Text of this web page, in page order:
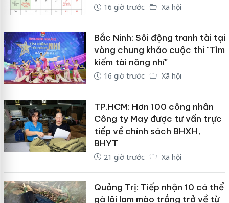
16 giờ trước Xã hội
Bắc Ninh: Sôi động tranh tài tại
vòng chung khảo cuộc thi "Tìm
kiếm tài năng nhí"
16 giờ trước Xã hội
TP.HCM: Hơn 100 công nhân
Công ty May được tư vấn trực
tiếp về chính sách BHXH,
BHYT
21 giờ trước Xã hội
Quảng Trị: Tiếp nhận 10 cá thể
gà lôi lam mào trắng trở về từ